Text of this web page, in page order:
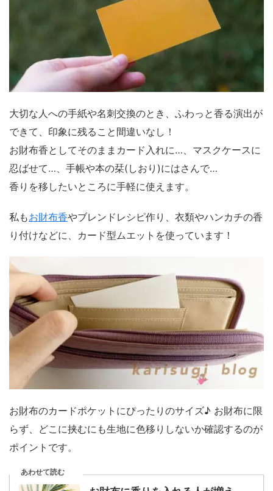
大切な人への手紙や名刺交換のとき、ふわっと香る演出が
できて、印象に残ること間違いなし！
お財布香としてそのままカード入れに…、マスクケースに
忍ばせて…、手帳や本の栞(しおり)にはさんで…
香りを移したいところに手軽に使えます。
私もお財布香やブレンドレシピ作り、衣類やハンカチの香
り付けなどに、カード型ムエットを使っています！
お財布のカードポケットにぴったりのサイズ♪ お財布に限
らず、どこに挟むにも生地に色移りしないか確認するのが
ポイントです。
あわせて読む